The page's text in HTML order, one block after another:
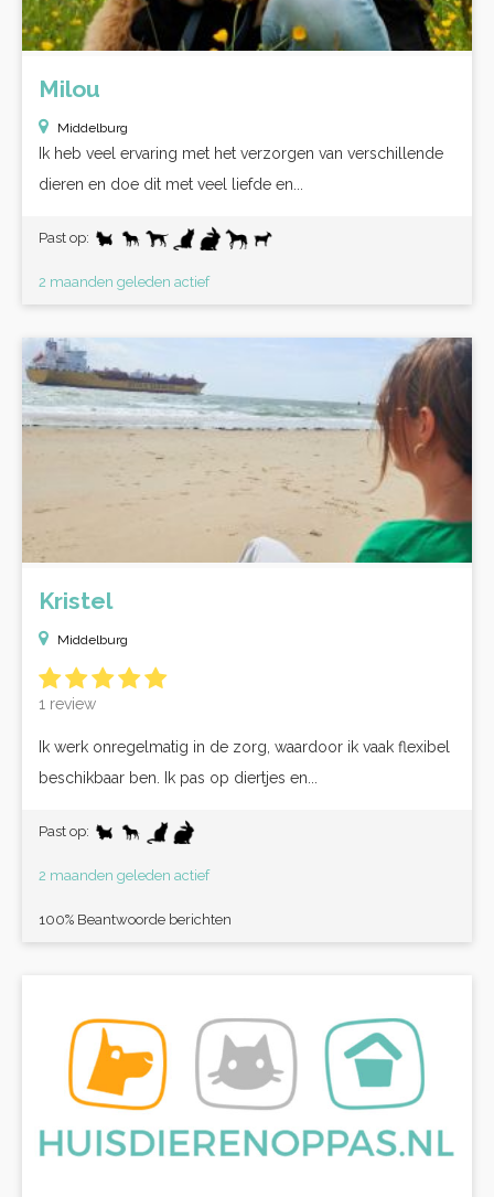
Milou
Middelburg
Ik heb veel ervaring met het verzorgen van verschillende
dieren en doe dit met veel liefde en...
Past op:
2 maanden geleden actief
Kristel
Middelburg
1 review
Ik werk onregelmatig in de zorg, waardoor ik vaak flexibel
beschikbaar ben. Ik pas op diertjes en...
Past op:
2 maanden geleden actief
100% Beantwoorde berichten